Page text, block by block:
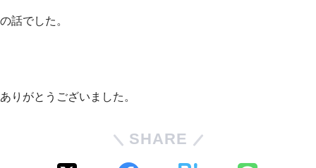
の話でした。
ありがとうございました。
SHARE